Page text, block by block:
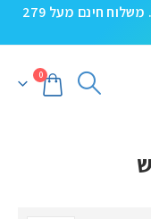
5% הנחה קופון TAKE5 בקניית 2 מוצרים. משלוח חינם מעל 279
0